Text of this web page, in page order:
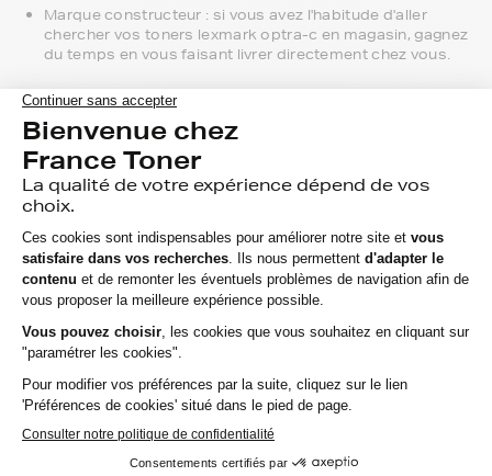
Marque constructeur : si vous avez l'habitude d'aller
chercher vos toners lexmark optra-c en magasin, gagnez
du temps en vous faisant livrer directement chez vous.
Si vous avez la moindre question sur la
compatibilité de votre produit avec votre
imprimante lexmark optra-c, nous sommes
à votre écoute.
Notre équipe de conseillers saura vous accompagner sur le
meilleur choix ou sur l'installation de vos toners. Ils sont
disponibles soit par message au sein de votre espace client
ou directement par téléphone.
Une fois votre choix effectué, votre paiement est effectué
de manière complètement sécurisée. Plusieurs moyens de
paiements sont proposés selon vos besoins.
Il ne reste plus à vos toners pour lexmark optra-c de quitter
notre entrepôt. Vous saurez à tout moment où se trouve
votre commande grâce au lien de suivi que nous vous
mettons à disposition. Nous savons qu'un besoin de toners
est souvent assez urgent. C'est la raison pour laquelle nos 2